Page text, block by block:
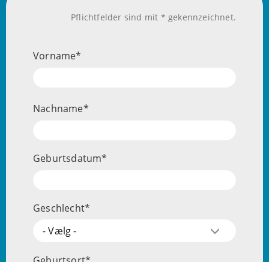
Pflichtfelder sind mit * gekennzeichnet.
Schüler/-
in
Vorname
Nachname
Geburtsdatum
Geschlecht
- Vælg -